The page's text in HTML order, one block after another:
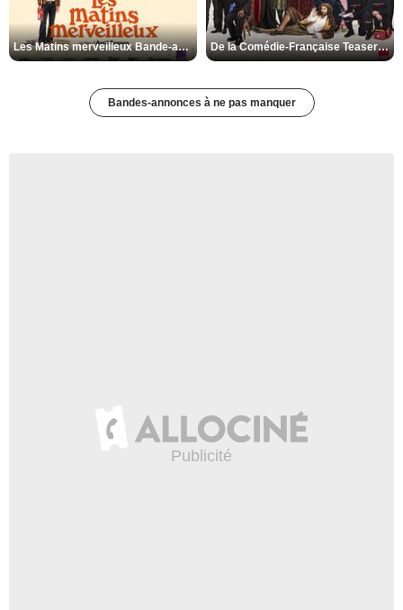
Les Matins merveilleux Bande-annonce VF De la Comédie-Française Teaser VF
Bandes-annonces à ne pas manquer